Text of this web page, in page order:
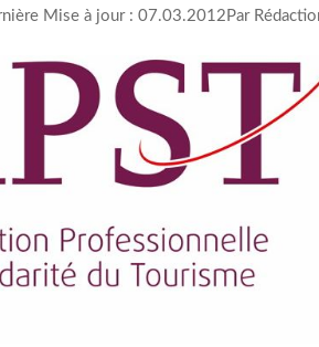
Mise à jour : 07.03.2012Par